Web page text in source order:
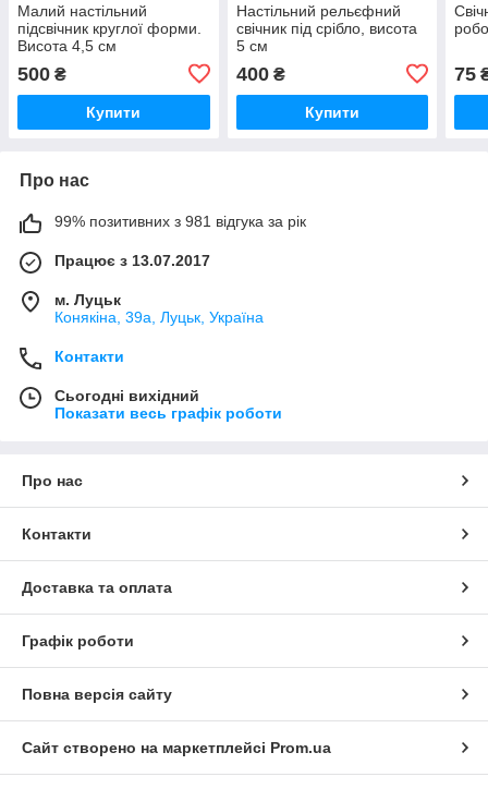
Малий настільний
підсвічник круглої форми.
Висота 4,5 см
500 ₴
Купити
Настільний рельєфний
свічник під срібло, висота
5 см
400₴
Купити
75
Про нас
99% позитивних з 981 відгука за рік
Працює з 13.07.2017
м. Луцьк
Конякіна, 39а, Луцьк, Україна
Контакти
Сьогодні вихідний
Показати весь графік роботи
Про нас
Контакти
Доставка та оплата
Графік роботи
Повна версія сайту
Сайт створено на маркетплейсі Prom.ua